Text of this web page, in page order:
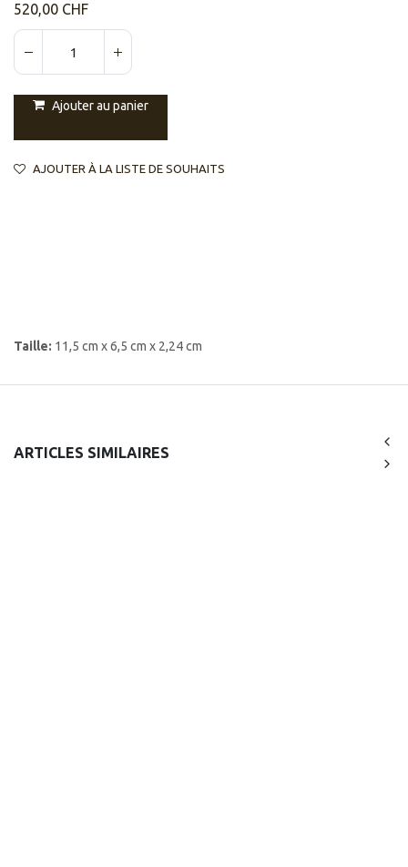
520,00 CHF
Ajouter au panier
AJOUTER À LA LISTE DE SOUHAITS
Taille: 11,5 cm x 6,5 cm x 2,24 cm
ARTICLES SIMILAIRES